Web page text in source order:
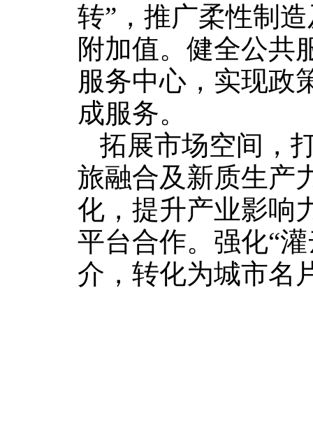
转”，推广柔性制
附加值。健全公共
服务中心，实现政
成服务。
拓展市场空间，
旅融合及新质生产
化，提升产业影响
平台合作。强化“
介，转化为城市名